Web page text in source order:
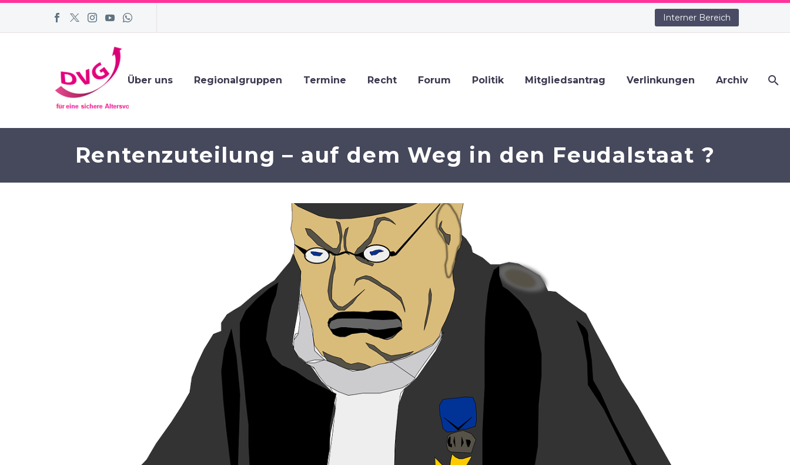
Interner Bereich
Über uns Regionalgruppen Termine Recht Forum Politik Mitgliedsantrag Verlinkungen Archiv
Rentenzuteilung – auf dem Weg in den Feudalstaat ?